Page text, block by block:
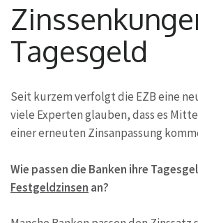
Tagesgeld
Seit kurzem verfolgt die EZB eine
viele Experten glauben, dass es
einer erneuten Zinsanpassung
Wie passen die Banken ihre
Festgeldzinsen an?